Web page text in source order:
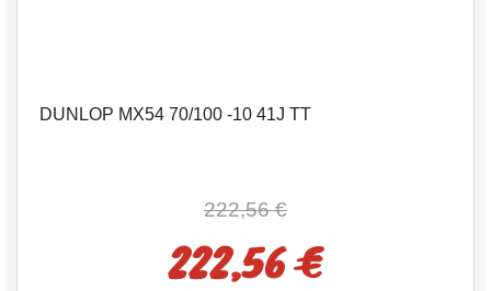
DUNLOP MX54 70/100 -10 41J TT
222,56 €
222,56 €